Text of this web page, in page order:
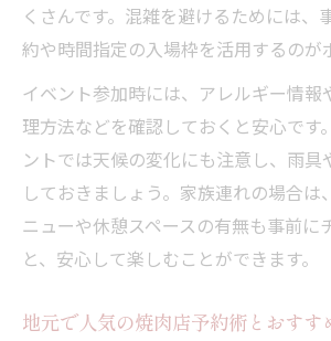
くさんです。混雑を避けるためには、
約や時間指定の入場枠を活用するのが
イベント参加時には、アレルギー情報
理方法などを確認しておくと安心です
ントでは天候の変化にも注意し、雨具
しておきましょう。家族連れの場合は
ニューや休憩スペースの有無も事前に
と、安心して楽しむことができます。
地元で人気の焼肉店予約術とおすす